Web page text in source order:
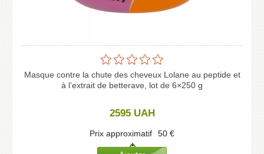
Masque contre la chute des cheveux Lolane au peptide et
à l’extrait de betterave, lot de 6×250 g
2595 UAH
Prix approximatif 50 €